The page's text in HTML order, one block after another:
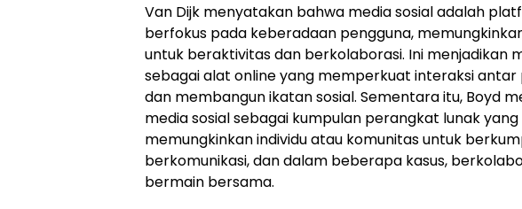
Van Dijk menyatakan bahwa media sosial adalah
berfokus pada keberadaan pengguna,
untuk beraktivitas dan berkolaborasi. Ini menjadikan
sebagai alat online yang memperkuat interaksi antar
dan membangun ikatan sosial. Sementara itu, Boyd
media sosial sebagai kumpulan perangkat lunak yang
memungkinkan individu atau komunitas untuk
berkomunikasi, dan dalam beberapa kasus,
bermain bersama.